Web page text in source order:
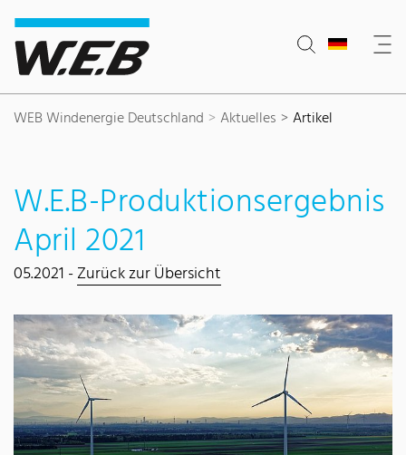
Inhaltsbereich
Suche
Hauptnavigation
Kontakt
Footer
WEB Windenergie Deutschland Aktuelles Artikel
W.E.B-Produktionsergebnis
April 2021
05.2021 -Zurück zur Übersicht